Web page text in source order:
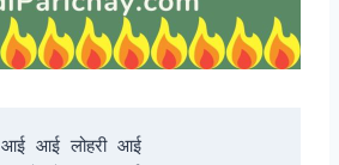
आई आई लोहरी आई